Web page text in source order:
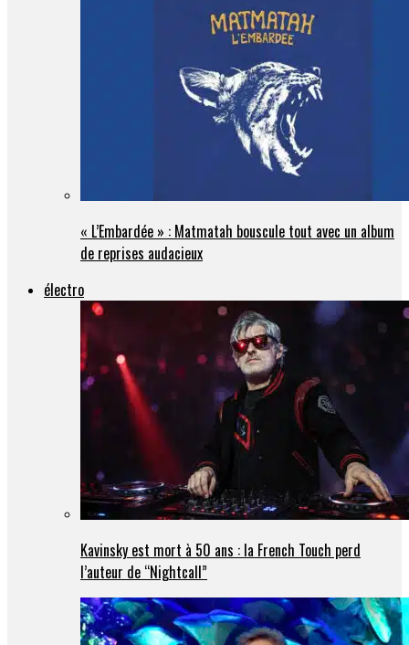
« L’Embardée » : Matmatah bouscule tout avec un album
de reprises audacieux
électro
Kavinsky est mort à 50 ans : la French Touch perd
l’auteur de “Nightcall”